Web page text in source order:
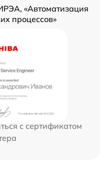
«Автоматизация
процессов»
с сертификатом